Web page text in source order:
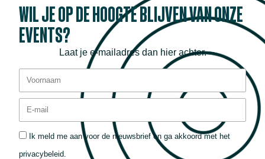
WIL JE OP DE HOOGTE BLIJVEN VAN ONZE
EVENTS?
Laat je e-mailadres dan hier achter.
Ik meld me aan voor de nieuwsbrief en ga akkoord met het
privacybeleid.